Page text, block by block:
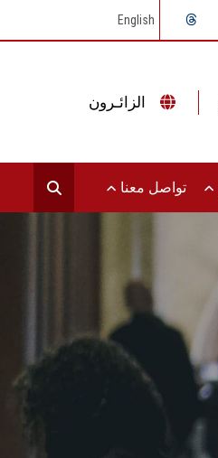
English
تواصل معنا